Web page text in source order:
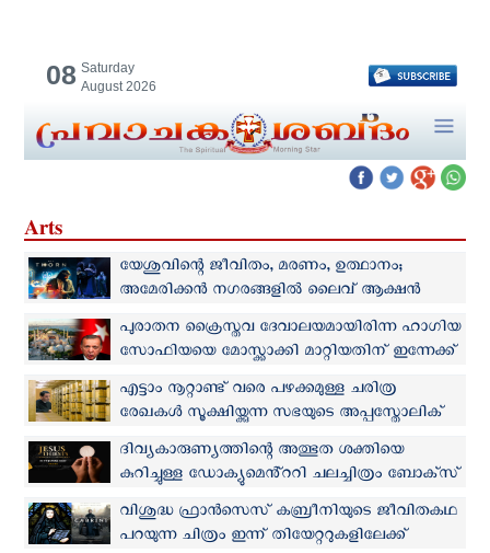
08 Saturday
August 2026
Arts
യേശുവിന്റെ ജീവിതം, മരണം, ഉത്ഥാനം;
അമേരിക്കന്‍ നഗരങ്ങളില്‍ ലൈവ് ആക്ഷൻ
തീയേറ്റർ പെർഫോമൻസ് ഒരുങ്ങുന്നു
പുരാതന ക്രൈസ്തവ ദേവാലയമായിരിന്ന ഹാഗിയ
സോഫിയയെ മോസ്ക്കാക്കി മാറ്റിയതിന് ഇന്നേക്ക്
നാലുവര്‍ഷം
എട്ടാം നൂറ്റാണ്ട് വരെ പഴക്കമുള്ള ചരിത്ര
രേഖകള്‍ സൂക്ഷിയ്ക്കുന്ന സഭയുടെ അപ്പസ്തോലിക്
ആർക്കൈവ്സിനെ ഫാ. റോക്കോ നയിക്കും
ദിവ്യകാരുണ്യത്തിന്റെ അത്ഭുത ശക്തിയെ
കുറിച്ചുള്ള ഡോക്യുമെൻ്ററി ചലച്ചിത്രം ബോക്‌സ്
ഓഫീസിൽ വന്‍ ഹിറ്റ്
വിശുദ്ധ ഫ്രാൻസെസ് കബ്രീനിയുടെ ജീവിതകഥ
പറയുന്ന ചിത്രം ഇന്ന് തിയേറ്ററുകളിലേക്ക്